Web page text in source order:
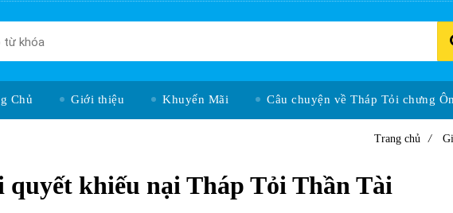
Chủ Giới thiệu Khuyến Mãi Câu chuyện về Tháp Tỏi chưng
Trang chủ /
quyết khiếu nại Tháp Tỏi Thần Tài